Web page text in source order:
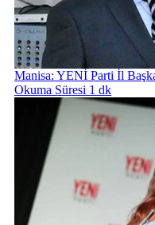
Manisa: YENİ Parti İl
Okuma Süresi 1 dk